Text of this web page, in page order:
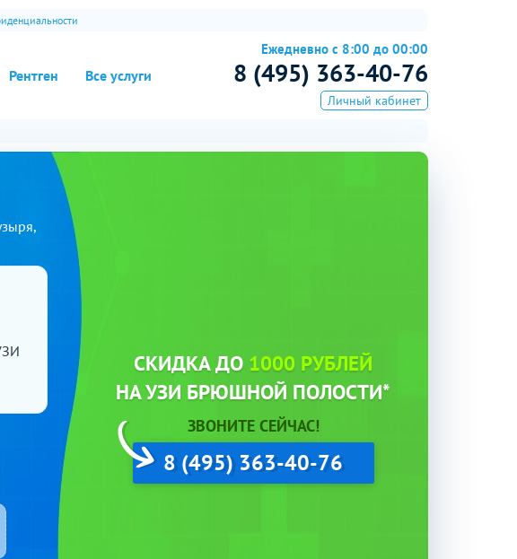
Рентген Все услуги
Ежедневно с 8:00 до 00:00
8 (495) 363-40-76
Личный кабинет
СКИДКА ДО 1000 РУБЛЕЙ
НА УЗИ БРЮШНОЙ ПОЛОСТИ*
ЗВОНИТЕ СЕЙЧАС!
8 (495) 363-40-76